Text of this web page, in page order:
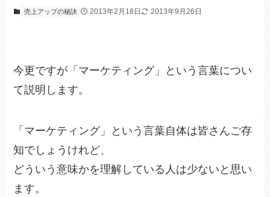
売上アップの秘訣 2013年2月18日 2013年9月26日
今更ですが「マーケティング」という言葉につい
て説明します。
「マーケティング」という言葉自体は皆さんご存
知でしょうけれど、
どういう意味かを理解している人は少ないと思い
ます。